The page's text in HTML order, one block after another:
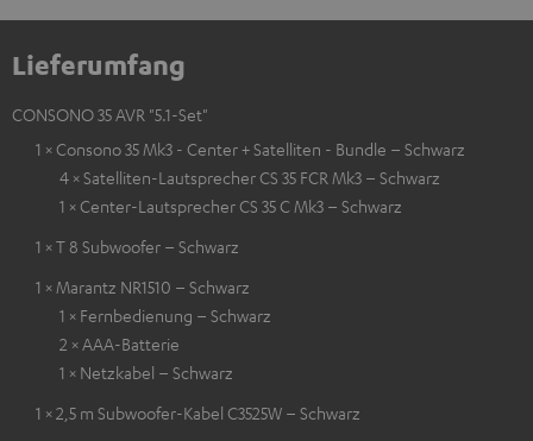
Lieferumfang
CONSONO 35 AVR "5.1-Set"
1 × Consono 35 Mk3 - Center + Satelliten - Bundle – Schwarz
4 × Satelliten-Lautsprecher CS 35 FCR Mk3 – Schwarz
1 × Center-Lautsprecher CS 35 C Mk3 – Schwarz
1 × T 8 Subwoofer – Schwarz
1 × Marantz NR1510 – Schwarz
1 × Fernbedienung – Schwarz
2 × AAA-Batterie
1 × Netzkabel – Schwarz
1 × 2,5 m Subwoofer-Kabel C3525W – Schwarz